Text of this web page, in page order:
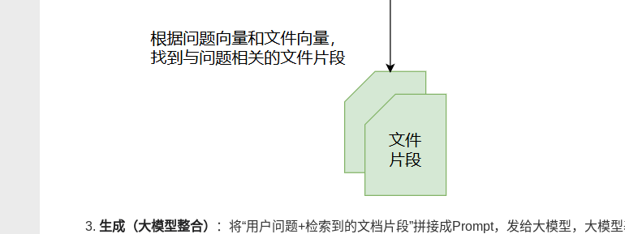
生成（大模型整合）
：将“用户问题+检索到的文档片段”拼接成Prompt，发给大模型，大模